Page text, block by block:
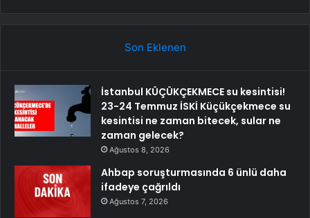
Son Eklenen
İstanbul KÜÇÜKÇEKMECE su kesintisi!
23-24 Temmuz İSKİ Küçükçekmece su
kesintisi ne zaman bitecek, sular ne
zaman gelecek?
Ağustos 8, 2026
Ahbap soruşturmasında 6 ünlü daha
ifadeye çağrıldı
Ağustos 7, 2026